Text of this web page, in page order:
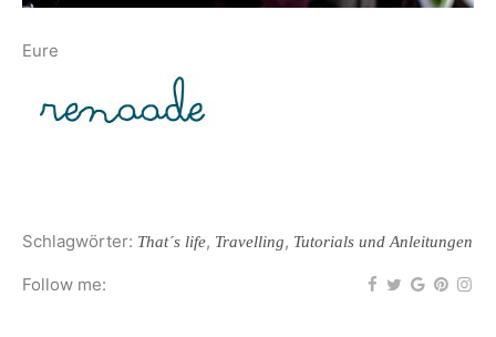
Eure
Schlagwörter: That´s life, Travelling, Tutorials und Anleitungen
Follow me: